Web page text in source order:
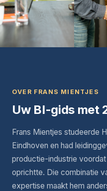
OVER FRANS MIENTJES
Uw BI-gids met
Frans Mientjes studeerde
Eindhoven en had
productie-industrie
oprichtte. Die combinatie
expertise maakt hem